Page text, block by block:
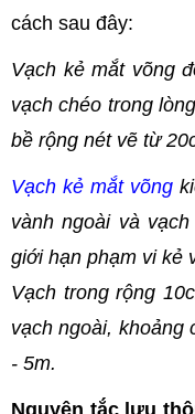
cách sau đây:
Vạch kẻ mắt võng
vạch chéo trong
bề rộng nét vẽ từ
Vạch kẻ mắt võng
vành ngoài và
giới hạn phạm vi kẻ
Vạch trong rộng
vạch ngoài, khoảng
- 5m.
Nguyên tắc lưu